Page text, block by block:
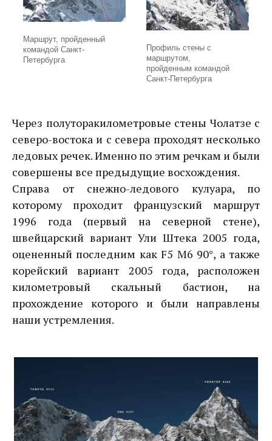
Маршрут, пройденный
командой Санкт-
Петербурга
Профиль стены с
маршрутом,
пройденным командой
Санкт-Петербурга
Через полуторакилометровые стены Чолатзе с
северо-востока и с севера проходят несколько
ледовых речек. Именно по этим речкам и были
совершены все предыдущие восхождения.
Справа от снежно-ледового кулуара, по
которому проходит французский маршрут
1996 года (первый на северной стене),
швейцарский вариант Ули Штека 2005 года,
оцененный последним как F5 M6 90°, а также
корейский вариант 2005 года, расположен
километровый скальный бастион, на
прохождение которого и были направлены
наши устремления.